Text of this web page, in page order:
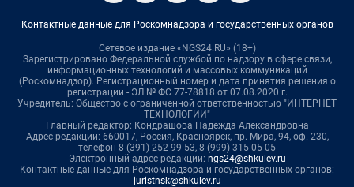
Контактные данные для Роскомнадзора и государственных органов
Сетевое издание «NGS24.RU» (18+)
Зарегистрировано Федеральной службой по надзору в сфере связи,
информационных технологий и массовых коммуникаций
(Роскомнадзор). Регистрационный номер и дата принятия решения о
регистрации - ЭЛ № ФС 77-78818 от 07.08.2020 г.
Учредитель: Общество с ограниченной ответственностью "ИНТЕРНЕТ
ТЕХНОЛОГИИ"
Главный редактор: Кондрашова Надежда Александровна
Адрес редакции: 660017, Россия, Красноярск, пр. Мира, 94, оф. 230,
телефон 8 (391) 252-99-53, 8 (999) 315-05-05
Электронный адрес редакции: ngs24@shkulev.ru
Контактные данные для Роскомнадзора и государственных органов:
juristnsk@shkulev.ru